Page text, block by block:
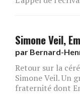
Simone Veil,
par Bernard-
Retour sur la
Simone Veil. Un
fraternité dont